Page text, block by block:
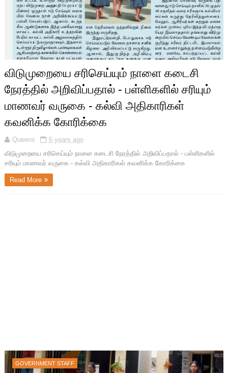
விடுமுறையை சரிசெய்யும் நாளை கடைசி
நேரத்தில் அறிவிப்பதால் - பள்ளிகளில் சரியும்
மாணவர் வருகை - கல்வி அதிகாரிகள்
கவனிக்க கோரிக்கை
Queens
6 years ago
விடுமுறையை சரிசெய்யும் நாளை கடைசி நேரத்தில் அறிவிப்பதால் - பள்ளிகளில்
சரியும் மாணவர் வருகை - கல்வி அதிகாரிகள் கவனிக்க கோரிக்கை
Read More
GOVERNMENT STAFF